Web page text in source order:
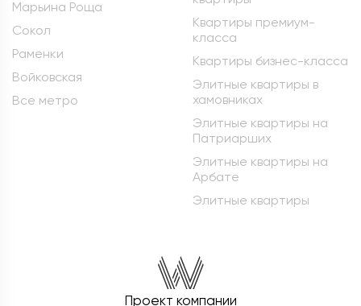
Марьина Роща
Сокол
Раменки
Войковская
Все метро
Квартиры премиум-
класса
Квартиры бизнес-класса
Элитные квартиры в
хамовниках
Элитные квартиры на
Патриарших
Элитные квартиры на
Арбате
Элитные квартиры
Проект компании